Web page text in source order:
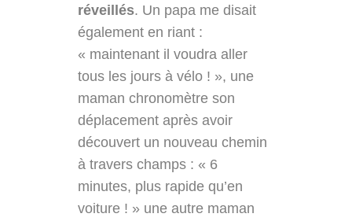
réveillés. Un papa me disait
également en riant :
« maintenant il voudra aller
tous les jours à vélo ! », une
maman chronomètre son
déplacement après avoir
découvert un nouveau chemin
à travers champs : « 6
minutes, plus rapide qu’en
voiture ! » une autre maman